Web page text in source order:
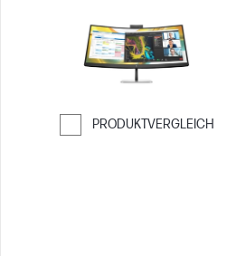
PRODUKTVERGLEICH
Weiter zum